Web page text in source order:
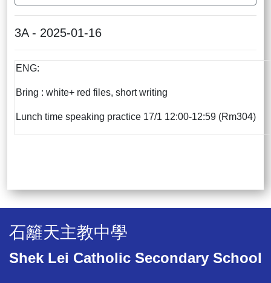
3A - 2025-01-16
ENG:
Bring : white+ red files, short writing
Lunch time speaking practice 17/1 12:00-12:59 (Rm304)
石籬天主教中學
Shek Lei Catholic Secondary School